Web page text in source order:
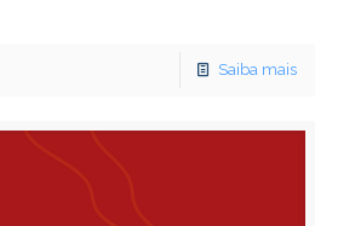
Saiba mais